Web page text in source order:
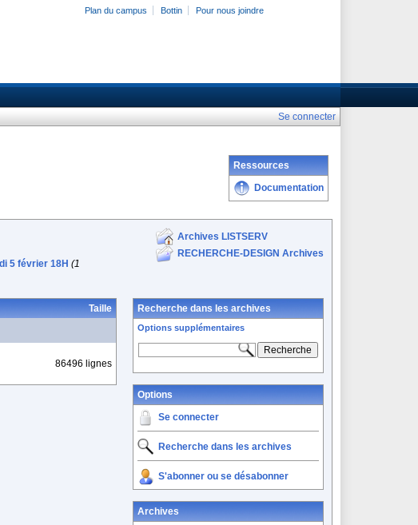
Plan du campus Bottin Pour nous joindre
Se connecter
Ressources
Documentation
5 février 18H (1
Archives LISTSERV
RECHERCHE-DESIGN Archives
Taille
86496 lignes
Recherche dans les archives
Options supplémentaires
Options
Se connecter
Recherche dans les archives
S'abonner ou se désabonner
Archives